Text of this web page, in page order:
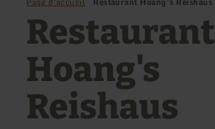
Restaurant
Hoang's
Reishaus